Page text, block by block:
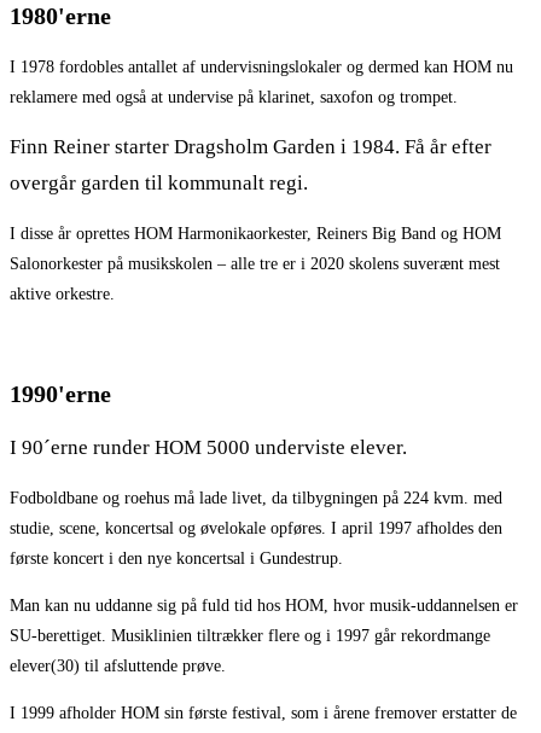
1980'erne
I 1978 fordobles antallet af undervisningslokaler og dermed kan HOM nu
reklamere med også at undervise på klarinet, saxofon og trompet.
Finn Reiner starter Dragsholm Garden i 1984. Få år efter
overgår garden til kommunalt regi.
I disse år oprettes HOM Harmonikaorkester, Reiners Big Band og HOM
Salonorkester på musikskolen – alle tre er i 2020 skolens suverænt mest
aktive orkestre.
1990'erne
I 90´erne runder HOM 5000 underviste elever.
Fodboldbane og roehus må lade livet, da tilbygningen på 224 kvm. med
studie, scene, koncertsal og øvelokale opføres. I april 1997 afholdes den
første koncert i den nye koncertsal i Gundestrup.
Man kan nu uddanne sig på fuld tid hos HOM, hvor musik-uddannelsen er
SU-berettiget. Musiklinien tiltrækker flere og i 1997 går rekordmange
elever(30) til afsluttende prøve.
I 1999 afholder HOM sin første festival, som i årene fremover erstatter de